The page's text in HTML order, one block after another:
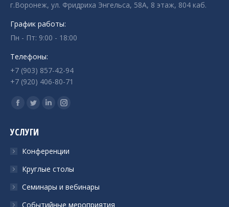
г.Воронеж, ул. Фридриха Энгельса, 58А, 8 этаж, 804 каб.
График работы:
Пн - Пт: 9:00 - 18:00
Телефоны:
+7 (903) 857-42-94
+7 (920) 406-80-71
Ищите нас:
Страница
открывается
окне
Страница
открывается
в
окне
Страница
в
окне
Страница
в
окне
УСЛУГИ
Конференции
Круглые столы
Семинары и вебинары
Событийные мероприятия